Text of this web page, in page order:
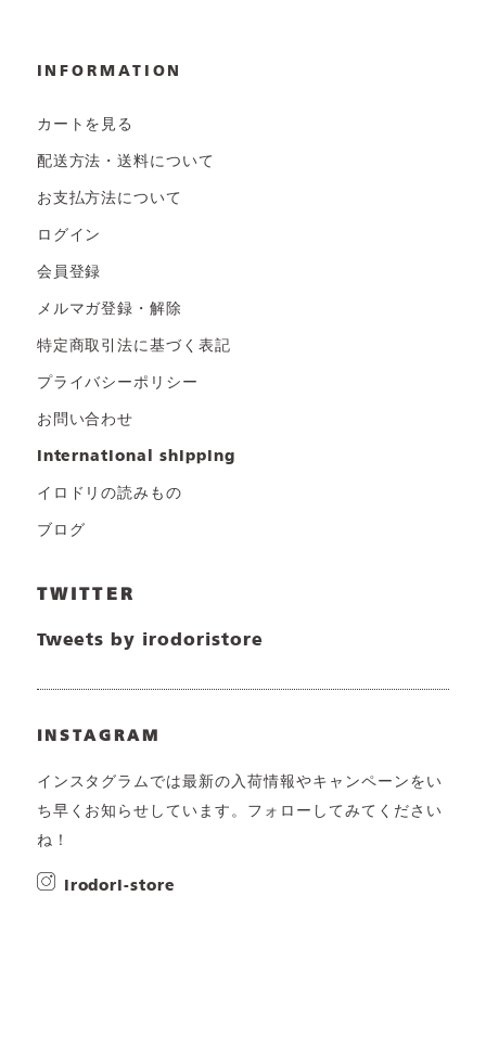
INFORMATION
カートを見る
配送方法・送料について
お支払方法について
ログイン
会員登録
メルマガ登録・解除
特定商取引法に基づく表記
プライバシーポリシー
お問い合わせ
international shipping
イロドリの読みもの
ブログ
TWITTER
Tweets by irodoristore
INSTAGRAM
インスタグラムでは最新の入荷情報やキャンペーンをい
ち早くお知らせしています。フォローしてみてください
ね！
irodori-store